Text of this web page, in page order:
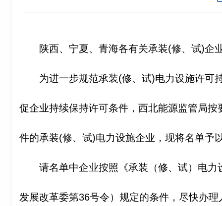
陕西、宁夏、青海各有关承装(修、试)企
为进一步规范承装(修、试)电力设施许可
促企业持续保持许可条件，西北能源监管局
件的承装(修、试)电力设施企业，现将名单予
请名单中企业按照《承装（修、试）电
发展改革委第36号令）规定的条件，尽快办